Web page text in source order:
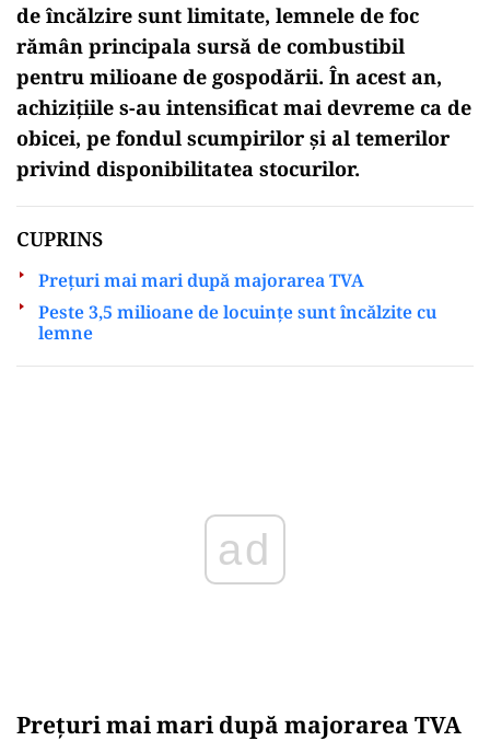
de încălzire sunt limitate, lemnele de foc
rămân principala sursă de combustibil
pentru milioane de gospodării. În acest an,
achizițiile s-au intensificat mai devreme ca de
obicei, pe fondul scumpirilor și al temerilor
privind disponibilitatea stocurilor.
CUPRINS
Preţuri mai mari după majorarea TVA
Peste 3,5 milioane de locuințe sunt încălzite cu
lemne
Preţuri mai mari după majorarea TVA